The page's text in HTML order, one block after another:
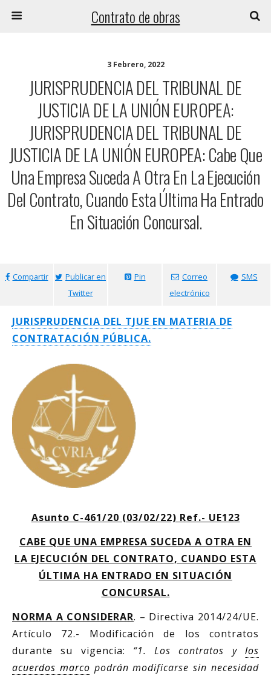
Contrato de obras
3 Febrero, 2022
JURISPRUDENCIA DEL TRIBUNAL DE
JUSTICIA DE LA UNIÓN EUROPEA:
JURISPRUDENCIA DEL TRIBUNAL DE
JUSTICIA DE LA UNIÓN EUROPEA: Cabe Que
Una Empresa Suceda A Otra En La Ejecución
Del Contrato, Cuando Esta Última Ha Entrado
En Situación Concursal.
Compartir
Publicar en
Twitter
Pin
Correo
electrónico
SMS
JURISPRUDENCIA DEL TJUE EN MATERIA DE
CONTRATACIÓN PÚBLICA.
Asunto C-461/20 (03/02/22) Ref.- UE123
CABE QUE UNA EMPRESA SUCEDA A OTRA EN
LA EJECUCIÓN DEL CONTRATO, CUANDO ESTA
ÚLTIMA HA ENTRADO EN SITUACIÓN
CONCURSAL.
NORMA A CONSIDERAR. – Directiva 2014/24/UE.
Artículo 72.- Modificación de los contratos
durante su vigencia: “1. Los contratos ylos
acuerdos marco podrán modificarse sin necesidad